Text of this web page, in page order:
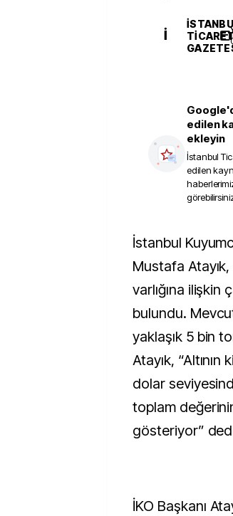
İ
edilen
ekleyin
İstanbul
edilen
İstanbul Kuyumcular Odası (İKO) Başkanı
Mustafa Atayık,
varlığına ilişkin
bulundu.
yaklaşık 5 bin
Atayık,
dolar
toplam
gösteriyor”
İKO Başkanı